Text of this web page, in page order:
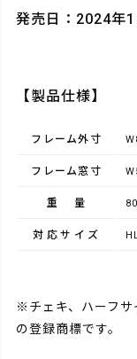
発売日：2024年
【製品仕様】
フレーム外寸
フレーム窓寸
重量
対応サイズ
※チェキ、ハーフ
の登録商標です。